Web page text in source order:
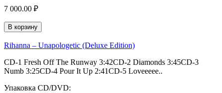
7 000.00 ₽
В корзину
Rihanna – Unapologetic (Deluxe Edition)
CD-1 Fresh Off The Runway 3:42CD-2 Diamonds 3:45CD-3
Numb 3:25CD-4 Pour It Up 2:41CD-5 Loveeeee..
Упаковка CD/DVD: